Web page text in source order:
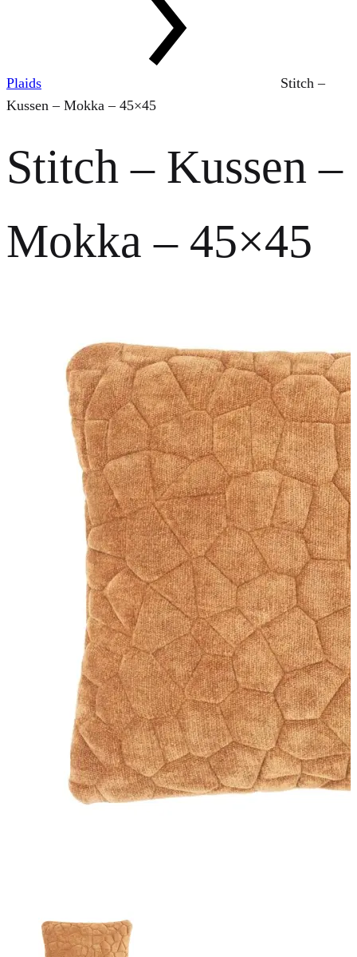
Plaids
Stitch –
Kussen – Mokka – 45×45
Stitch – Kussen –
Mokka – 45×45